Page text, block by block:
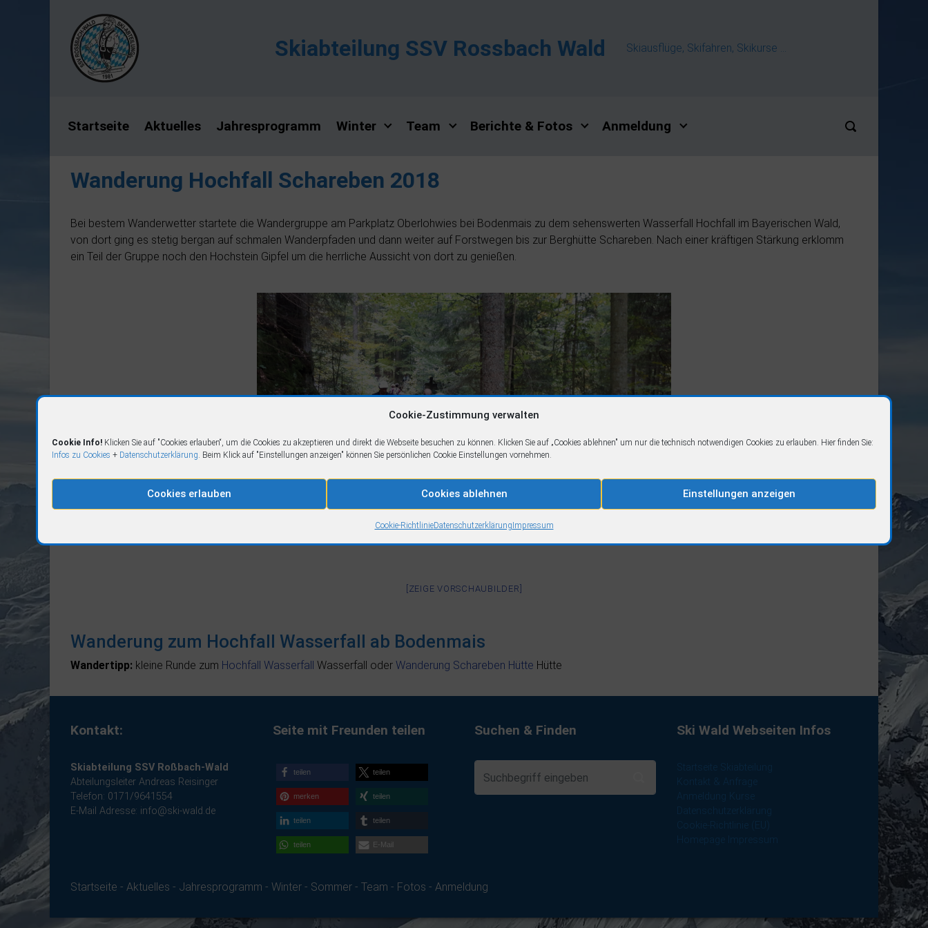
Cookie-Zustimmung verwalten
Cookie Info! Klicken Sie auf "Cookies erlauben“, um die Cookies zu akzeptieren und direkt die Webseite besuchen zu können. Klicken Sie auf „Cookies ablehnen" um nur die technisch notwendigen Cookies zu erlauben. Hier finden Sie:
Infos zu Cookies + Datenschutzerklärung . Beim Klick auf "Einstellungen anzeigen" können Sie persönlichen Cookie Einstellungen vornehmen.
Cookies erlauben Cookies ablehnen Einstellungen anzeigen
Cookie-RichtlinieDatenschutzerklärungImpressum
Zum Hauptinhalt springen
Skiabteilung SSV Rossbach Wald Skiausflüge, Skifahren, Skikurse ...
Startseite Aktuelles Jahresprogramm Winter Team Berichte & Fotos Anmeldung
Wanderung Hochfall Schareben 2018
Bei bestem Wanderwetter startete die Wandergruppe am Parkplatz Oberlohwies bei Bodenmais zu dem sehenswerten Wasserfall Hochfall im Bayerischen Wald,
von dort ging es stetig bergan auf schmalen Wanderpfaden und dann weiter auf Forstwegen bis zur Berghütte Schareben. Nach einer kräftigen Stärkung erklomm
ein Teil der Gruppe noch den Hochstein Gipfel um die herrliche Aussicht von dort zu genießen.
[ZEIGE VORSCHAUBILDER]
Wanderung zum Hochfall Wasserfall ab Bodenmais
Wandertipp: kleine Runde zum Hochfall Wasserfall Wasserfall oder Wanderung Schareben Hütte Hütte
Kontakt:
Skiabteilung SSV Roßbach-Wald
Abteilungsleiter Andreas Reisinger
Telefon: 0171/9641554
E-Mail Adresse: info@ski-wald.de
Seite mit Freunden teilen
teilen teilen
merken teilen
teilen teilen
teilen E-Mail
Suchen & Finden Ski Wald Webseiten Infos
Startseite Skiabteilung
Kontakt & Anfrage
Anmeldung Kurse
Datenschutzerklärung
Cookie-Richtlinie (EU)
Homepage Impressum
Startseite - Aktuelles - Jahresprogramm - Winter - Sommer - Team - Fotos - Anmeldung